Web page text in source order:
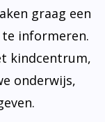
graag een
informeren.
kindcentrum,
onderwijs,